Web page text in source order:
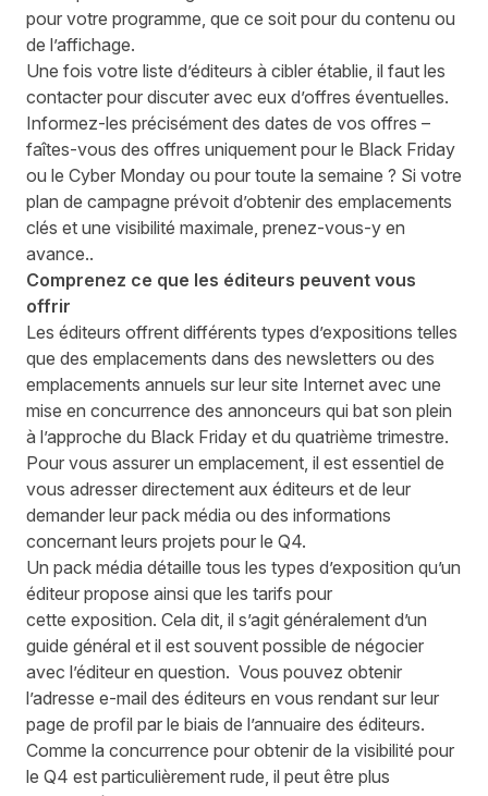
pour votre programme , que ce soit pour du contenu ou
de l’affichage.
Une fois votre liste d’éditeurs à cibler établie, il faut les
contacter pour discuter avec eux d’offres éventuelles.
Informez-les précisément des dates de vos offres –
faîtes-vous des offres uniquement pour le Black Friday
ou le Cyber Monday ou pour toute la semaine ? Si votre
plan de campagne prévoit d’obtenir des emplacements
clés et une visibilité maximale prenez-vous-y en
avance..
Comprenez ce que les éditeurs peuvent vous
offrir
Les éditeurs offrent différents types d’expositions telles
que des emplacements dans des newsletters ou des
emplacements annuels sur leur site Internet avec une
mise en concurrence des annonceurs qui bat son plein
à l’approche du Black Friday et du quatrième trimestre.
Pour vous assurer un emplacement, il est essentiel de
vous adresser directement aux éditeurs et de leur
demander leur pack média ou des informations
concernant leurs projets pour le Q4.
Un pack média détaille tous les types d’exposition qu’un
éditeur propose ainsi que les tarifs pour
cette exposition. Cela dit, il s’agit généralement d’un
guide général et il est souvent possible de négocier
avec l’éditeur en question. Vous pouvez obtenir
l’adresse e-mail des éditeurs en vous rendant sur leur
page de profil par le biais de l’annuaire des éditeurs.
Comme la concurrence pour obtenir de la visibilité pour
le Q4 est particulièrement rude, il peut être plus